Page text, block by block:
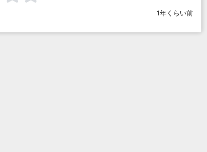
1年くらい前